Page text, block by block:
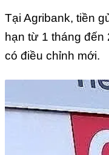
Tại Agribank, tiền
hạn từ 1 tháng
có điều chỉnh mới.